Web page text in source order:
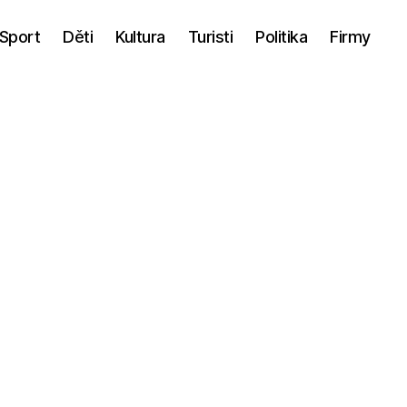
Sport Děti Kultura Turisti Politika Firmy